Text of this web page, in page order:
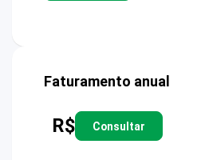
Faturamento anual
R$ Consultar